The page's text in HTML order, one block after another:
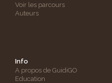
Voir les parcours
Auteurs
Info
A propos de GuidiGO
Education